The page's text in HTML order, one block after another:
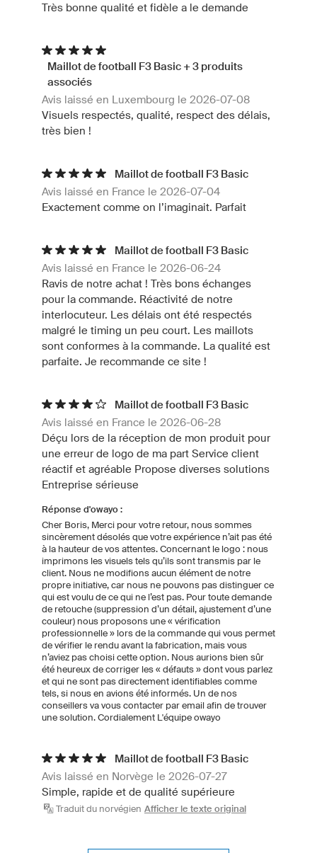
Très bonne qualité et fidèle a le demande
Maillot de football F3 Basic + 3 produits
associés
Avis laissé en Luxembourg le 2026-07-08
Visuels respectés, qualité, respect des délais,
très bien !
Maillot de football F3 Basic
Avis laissé en France le 2026-07-04
Exactement comme on l’imaginait. Parfait
Maillot de football F3 Basic
Avis laissé en France le 2026-06-24
Ravis de notre achat ! Très bons échanges
pour la commande. Réactivité de notre
interlocuteur. Les délais ont été respectés
malgré le timing un peu court. Les maillots
sont conformes à la commande. La qualité est
parfaite. Je recommande ce site !
Maillot de football F3 Basic
Avis laissé en France le 2026-06-28
Déçu lors de la réception de mon produit pour
une erreur de logo de ma part Service client
réactif et agréable Propose diverses solutions
Entreprise sérieuse
Réponse d'owayo :
Cher Boris, Merci pour votre retour, nous sommes
sincèrement désolés que votre expérience n’ait pas été
à la hauteur de vos attentes. Concernant le logo : nous
imprimons les visuels tels qu’ils sont transmis par le
client. Nous ne modifions aucun élément de notre
propre initiative, car nous ne pouvons pas distinguer ce
qui est voulu de ce qui ne l’est pas. Pour toute demande
de retouche (suppression d’un détail, ajustement d’une
couleur) nous proposons une « vérification
professionnelle » lors de la commande qui vous permet
de vérifier le rendu avant la fabrication, mais vous
n’aviez pas choisi cette option. Nous aurions bien sûr
été heureux de corriger les « défauts » dont vous parlez
et qui ne sont pas directement identifiables comme
tels, si nous en avions été informés. Un de nos
conseillers va vous contacter par email afin de trouver
une solution. Cordialement L'équipe owayo
Maillot de football F3 Basic
Avis laissé en Norvège le 2026-07-27
Simple, rapide et de qualité supérieure
Traduit du norvégien Afficher le texte original